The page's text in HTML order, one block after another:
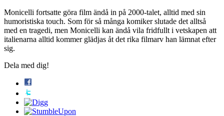
Monicelli fortsatte göra film ändå in på 2000-talet, alltid med sin
humoristiska touch. Som för så många komiker slutade det alltså
med en tragedi, men Monicelli kan ändå vila fridfullt i vetskapen att
italienarna alltid kommer glädjas åt det rika filmarv han lämnat efter
sig.
Dela med dig!